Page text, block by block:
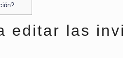
editar las